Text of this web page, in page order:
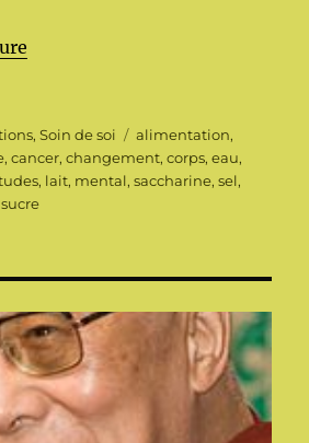
,Soin de soi Étiquettes
alimentation,
,cancer,changement,corps,eau,
, lait, mental,saccharine,sel,
sucre